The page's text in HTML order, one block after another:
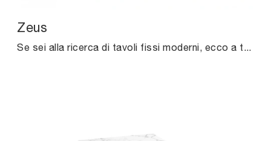
Zeus
Se sei alla ricerca di tavoli fissi moderni, ecco a te il modello da pranzo in legno Zeus della marca Midj.